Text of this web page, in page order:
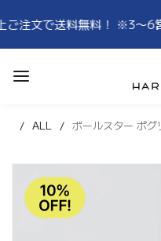
※3〜6営業日でお届け
ALL ボールスター ポ